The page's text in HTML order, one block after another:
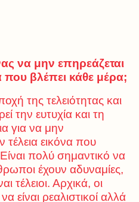
να μην επηρεάζεται
που βλέπει κάθε μέρα;
της τελειότητας και
την ευτυχία και τη
για να μην
εικόνα που
πολύ σημαντικό να
έχουν αδυναμίες,
τέλειοι. Αρχικά, οι
είναι ρεαλιστικοί αλλά